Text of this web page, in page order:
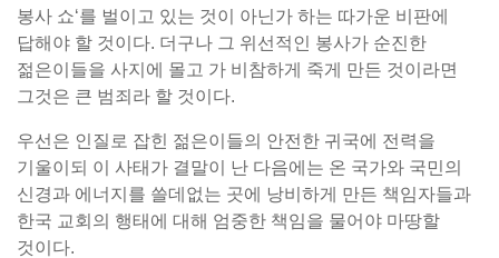
봉사 쇼‘를 벌이고 있는 것이 아닌가 하는 따가운 비판에
답해야 할 것이다. 더구나 그 위선적인 봉사가 순진한
젊은이들을 사지에 몰고 가 비참하게 죽게 만든 것이라면
그것은 큰 범죄라 할 것이다.
우선은 인질로 잡힌 젊은이들의 안전한 귀국에 전력을
기울이되 이 사태가 결말이 난 다음에는 온 국가와 국민의
신경과 에너지를 쓸데없는 곳에 낭비하게 만든 책임자들과
한국 교회의 행태에 대해 엄중한 책임을 물어야 마땅할
것이다.